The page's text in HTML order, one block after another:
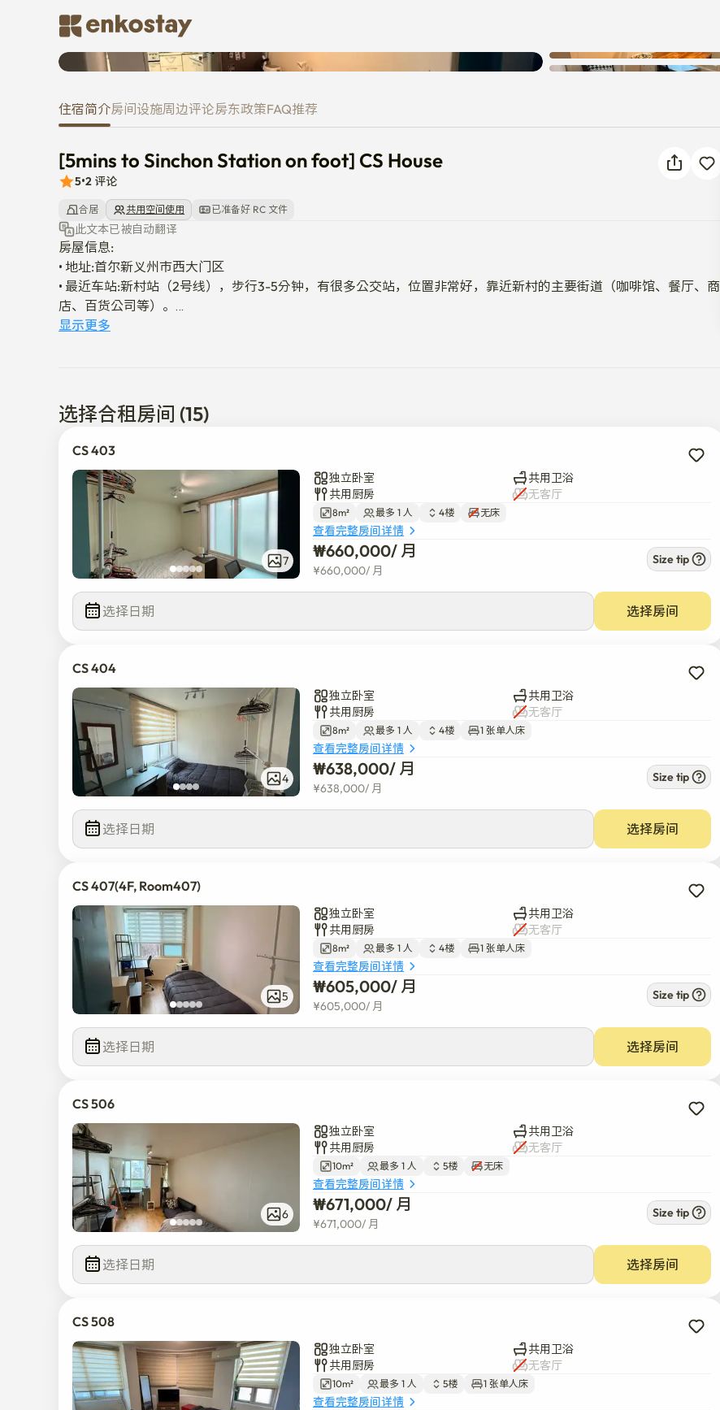
[5mins to Sinchon Station on foot] CS House
住宿简介房间设施周边评论房东政策FAQ推荐
[5mins to Sinchon Station on foot] CS House
5•2 评论
合居 共用空间使用 已准备好 RC 文件
此文本已被自动翻译
房屋信息:
• 地址:首尔新义州市西大门区
• 最近车站:新村站（2号线），步行3-5分钟，有很多公交站，位置非常好，靠近新村的主要街道（咖啡馆、餐厅、商
店、百货公司等）。
• 建筑类型:国际合租房
- 入住时间:下午3点
- 退房时间:上午11点
显示更多
选择合租房间 (15)
CS 403
7
独立卧室
共用卫浴
共用厨房
无客厅
8m² 最多 1 人 4楼 无床
查看完整房间详情
₩660,000/ 月
¥660,000/ 月
Size tip
选择日期 选择房间
CS 404
4
独立卧室
共用卫浴
共用厨房
无客厅
8m² 最多 1 人 4楼 1 张单人床
查看完整房间详情
₩638,000/ 月
¥638,000/ 月
Size tip
选择日期 选择房间
CS 407(4F, Room407)
5
独立卧室
共用卫浴
共用厨房
无客厅
8m² 最多 1 人 4楼 1 张单人床
查看完整房间详情
₩605,000/ 月
¥605,000/ 月
Size tip
选择日期 选择房间
CS 506
6
独立卧室
共用卫浴
共用厨房
无客厅
10m² 最多 1 人 5楼 无床
查看完整房间详情
₩671,000/ 月
¥671,000/ 月
Size tip
选择日期 选择房间
CS 508
独立卧室
共用卫浴
共用厨房
无客厅
10m² 最多 1 人 5楼 1 张单人床
查看完整房间详情